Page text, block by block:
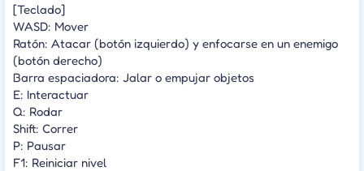
[Teclado]
WASD: Mover
Ratón: Atacar (botón izquierdo) y enfocarse en un enemigo
(botón derecho)
Barra espaciadora: Jalar o empujar objetos
E: Interactuar
Q: Rodar
Shift: Correr
P: Pausar
F1: Reiniciar nivel